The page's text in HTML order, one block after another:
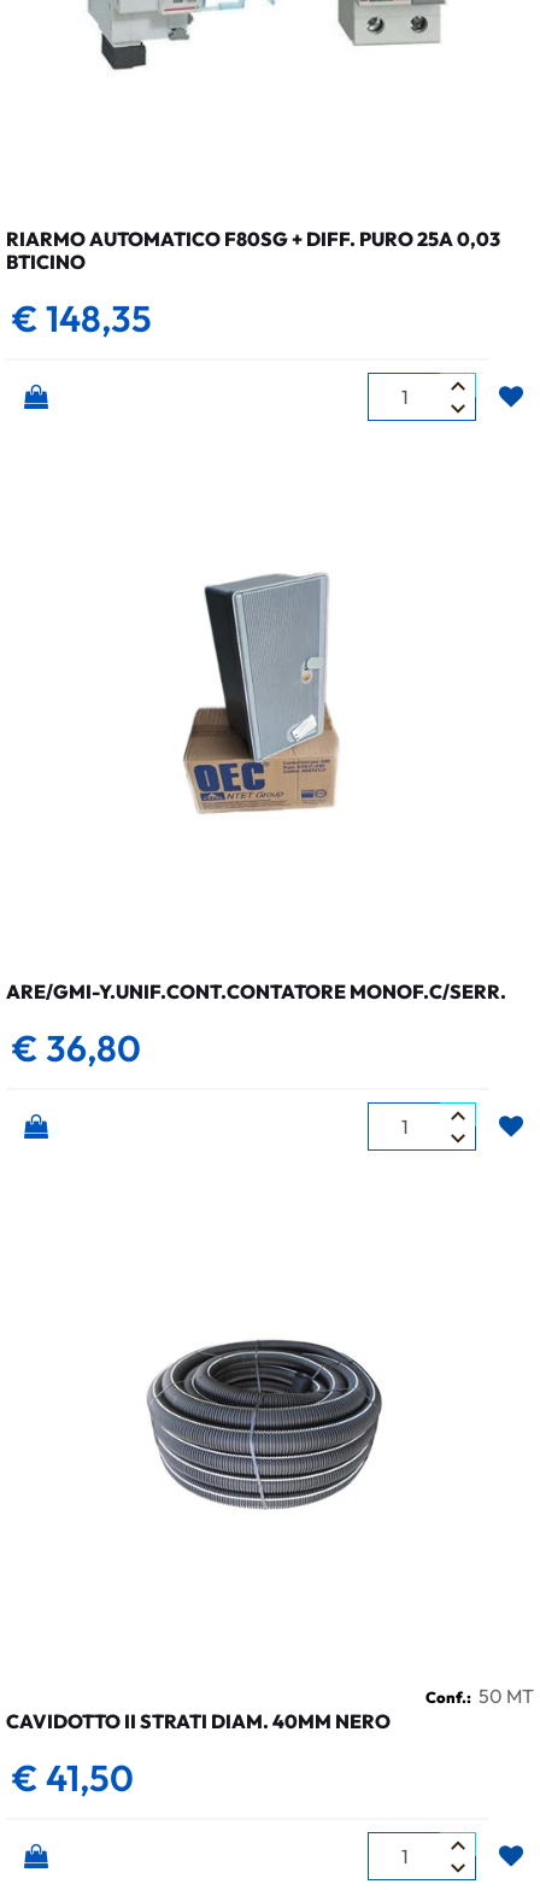
RIARMO AUTOMATICO F80SG + DIFF. PURO 25A 0,03
BTICINO
€ 148,35
Quantità
ARE/GMI-Y.UNIF.CONT.CONTATORE MONOF.C/SERR.
€ 36,80
Quantità
Conf.: 50 MT
CAVIDOTTO II STRATI DIAM. 40MM NERO
€ 41,50
Quantità